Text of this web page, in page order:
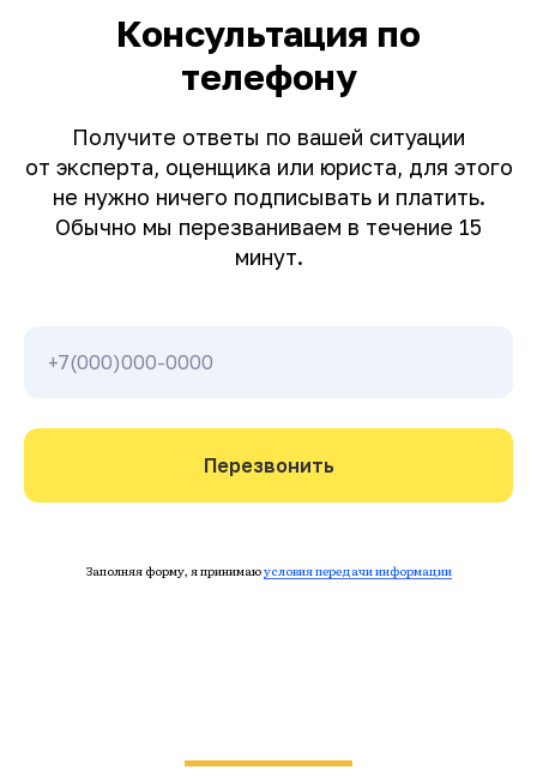
Консультация по
телефону
Получите ответы по вашей ситуации
от эксперта, оценщика или юриста, для этого
не нужно ничего подписывать и платить.
Обычно мы перезваниваем в течение 15
минут.
Перезвонить
Заполняя форму, я принимаюусловия передачи информации